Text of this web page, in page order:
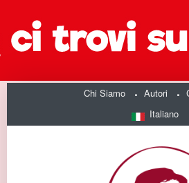
Chi Siamo Autori
Italiano